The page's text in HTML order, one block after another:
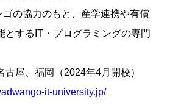
ゴの協力のもと、産学連携や有償
とするIT・プログラミングの専⾨
屋、福岡（2024年4月開校）
it-university.jp/